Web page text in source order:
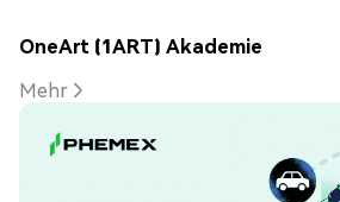
OneArt (1ART) Akademie
Mehr